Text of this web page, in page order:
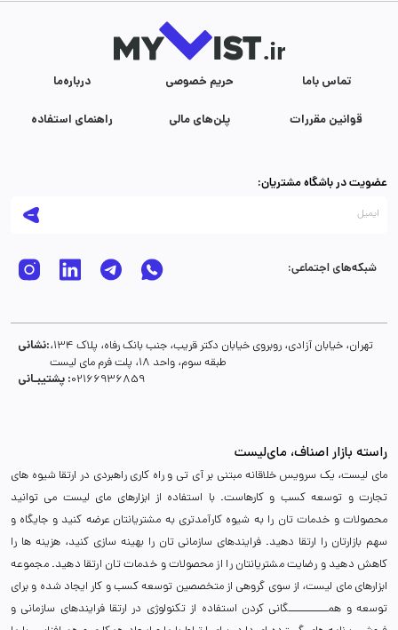
درباره‌ما حریم خصوصی تماس با‌ما
راهنمای استفاده پلن‌های مالی قوانین مقررات
عضویت در باشگاه مشتریان:
شبکه‌های اجتماعی:
نشانی:تهران، خیابان آزادی، روبروی خیابان دکتر قریب، جنب بانک رفاه، پلاک 134،
طبقه سوم، واحد 18، پلت فرم مای لیست
پشتیبـانی :02166936859
راسته بازار اصناف، مای‌لیست
مای لیست، یک سرویس خلاقانه مبتنی بر آی تی و راه کاری راهبردی در ارتقا شیوه های
تجارت و توسعه کسب و کارهاست. با استفاده از ابزارهای مای لیست می توانید
محصولات و خدمات تان را به شیوه کارآمدتری به مشتریانتان عرضه کنید و جایگاه و
سهم بازارتان را ارتقا دهید. فرایندهای سازمانی تان را بهینه سازی کنید، هزینه ها را
کاهش دهید و رضایت مشتریانتان را از محصولات و خدمات تان ارتقا دهید. مجموعه
ابزارهای مای لیست، از سوی گروهی از متخصصین توسعه کسب و کار ایجاد شده و برای
توسعه و همـــــــــــگانی کردن استفاده از تکنولوژی در ارتقا فرایندهای سازمانی و